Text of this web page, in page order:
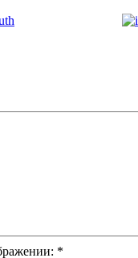
*